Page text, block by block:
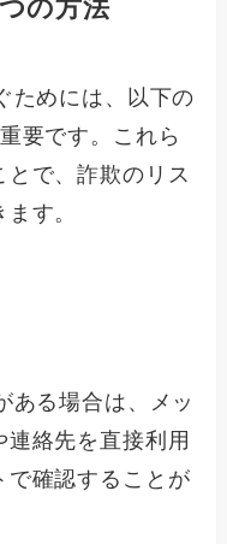
の方法
ためには、以下の
要です。これら
で、詐欺のリス
す。
ある場合は、メッ
絡先を直接利用
で確認することが